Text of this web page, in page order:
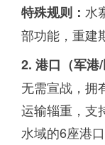
特殊规则： 水
部功能，重建
2. 港口（军港/
无需宣战，拥
运输辎重，支
水域的6座港